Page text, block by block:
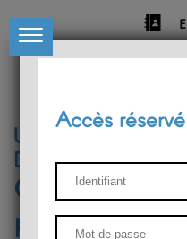
Université de Liège
Département de
Centre de
Accès réservé